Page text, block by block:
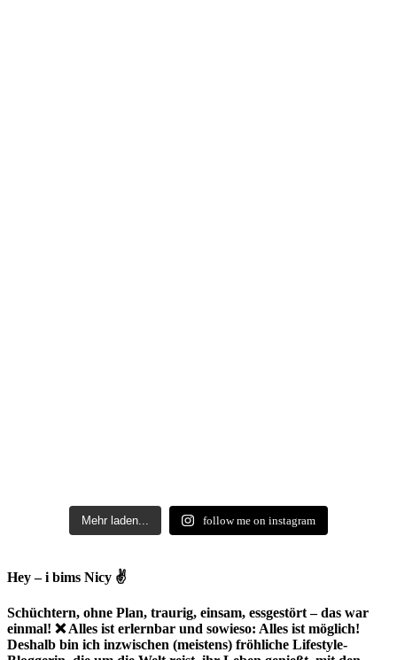
Mehr laden... follow me on instagram
Hey – i bims Nicy ✌
Schüchtern, ohne Plan, traurig, einsam, essgestört – das war
einmal! ❌ Alles ist erlernbar und sowieso: Alles ist möglich!
Deshalb bin ich inzwischen (meistens) fröhliche Lifestyle-